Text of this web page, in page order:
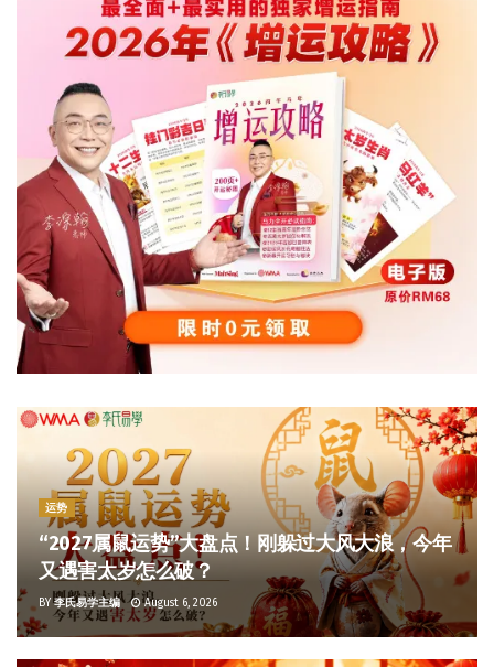
运势
“2027属鼠运势”大盘点！刚躲过大风大浪，今年
又遇害太岁怎么破？
BY 李氏易学主编 August 6, 2026